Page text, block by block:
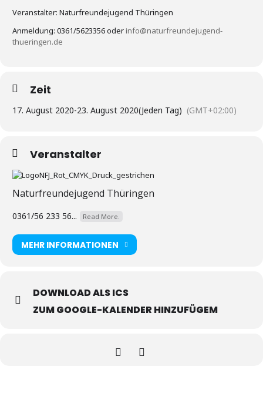
Veranstalter: Naturfreundejugend Thüringen
Anmeldung: 0361/5623356 oder info@naturfreundejugend-
thueringen.de
Zeit
17. August 2020-23. August 2020(Jeden Tag) (GMT+02:00)
Veranstalter
Naturfreundejugend Thüringen
0361/56 233 56... Read More.
MEHR INFORMATIONEN
DOWNLOAD ALS ICS
ZUM GOOGLE-KALENDER HINZUFÜGEM